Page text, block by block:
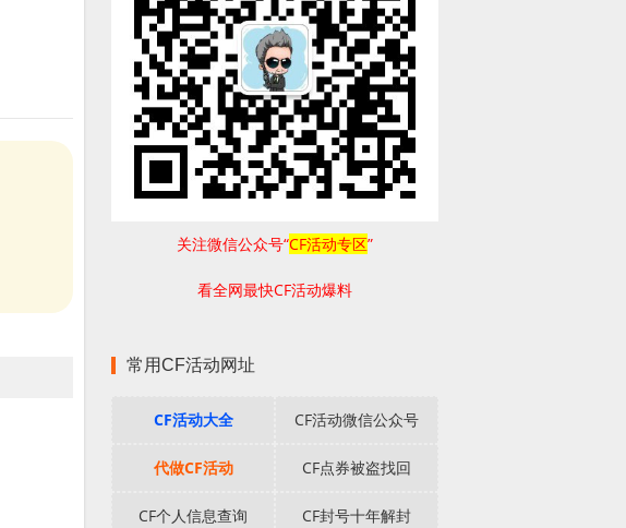
关注微信公众号“CF活动专区”
看全网最快CF活动爆料
常用CF活动网址
CF活动大全 CF活动微信公众号
代做CF活动 CF点券被盗找回
CF个人信息查询 CF封号十年解封